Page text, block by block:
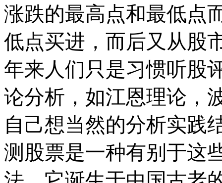
涨跌的最高点和最低点
低点买进，而后又从股
年来人们只是习惯听股
论分析，如江恩理论，
自己想当然的分析实践
测股票是一种有别于这